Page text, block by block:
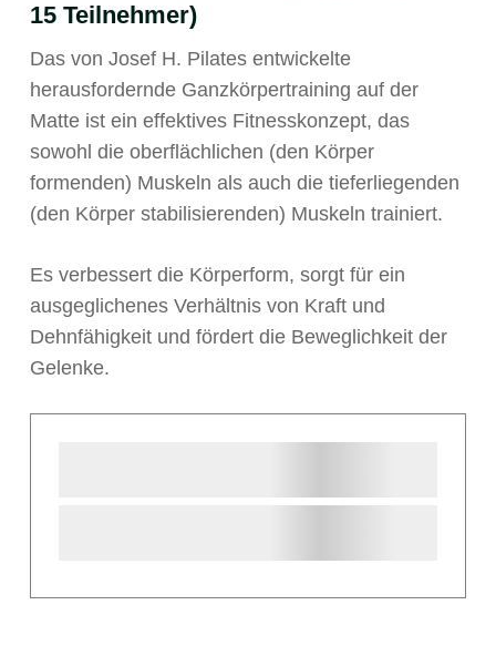
15 Teilnehmer)
Das von Josef H. Pilates entwickelte
herausfordernde Ganzkörpertraining auf der
Matte ist ein effektives Fitnesskonzept, das
sowohl die oberflächlichen (den Körper
formenden) Muskeln als auch die tieferliegenden
(den Körper stabilisierenden) Muskeln trainiert.
Es verbessert die Körperform, sorgt für ein
ausgeglichenes Verhältnis von Kraft und
Dehnfähigkeit und fördert die Beweglichkeit der
Gelenke.